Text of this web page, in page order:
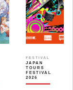
FESTIVAL
JAPAN
TOURS
FESTIVAL
2026